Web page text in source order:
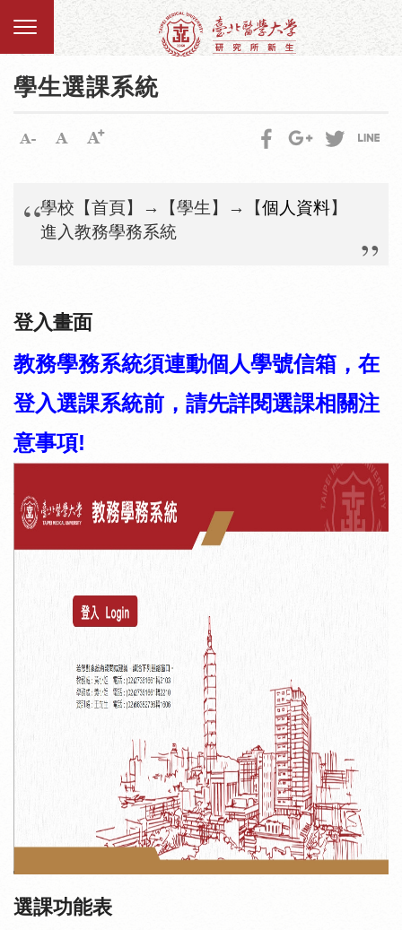
學生選課系統
學校【首頁】 → 【學生】 → 【個人資料】
進入教務學務系統
登入畫面
教務學務系統須連動個人學號信箱，在
登入選課系統前，請先詳閱選課相關注
意事項!
選課功能表